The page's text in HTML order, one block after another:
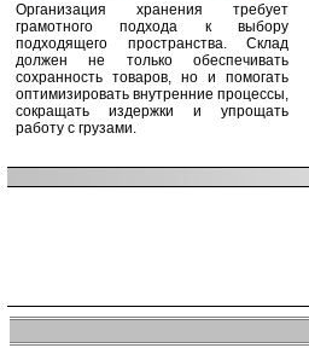
Организация хранения требует
грамотного подхода к выбору
подходящего пространства. Склад
должен не только обеспечивать
сохранность товаров, но и помогать
оптимизировать внутренние процессы,
сокращать издержки и упрощать
работу с грузами.